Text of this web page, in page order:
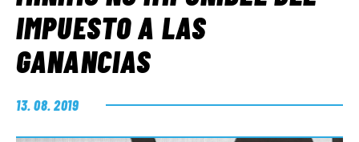
EL LADO «G»
IMPUESTO A LAS
GANANCIAS
13. 08. 2019